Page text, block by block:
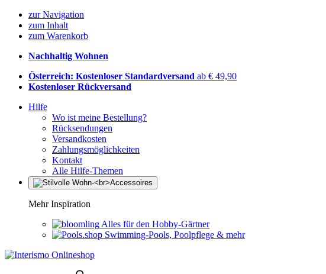
zur Navigation
zum Inhalt
zum Warenkorb
Nachhaltig Wohnen
Österreich: Kostenloser Standardversand ab € 49,90
Kostenloser Rückversand
Hilfe
Wo ist meine Bestellung?
Rücksendungen
Versandkosten
Zahlungsmöglichkeiten
Kontakt
Alle Hilfe-Themen
Mehr Inspiration
Alles für den Hobby-Gärtner
Swimming-Pools, Poolpflege & mehr